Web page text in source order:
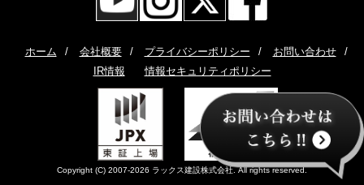
ホーム / 会社概要 / プライバシーポリシー / お問い合わせ
/
IR情報
情報セキュリティポリシー
Copyright (C) 2007-2026 ラックス建設株式会社. All rights reserved.